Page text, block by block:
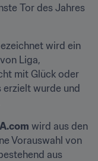
Tor des Jahres
wird ein
Liga,
mit Glück oder
erzielt wurde und
wird aus den
Vorauswahl von
aus